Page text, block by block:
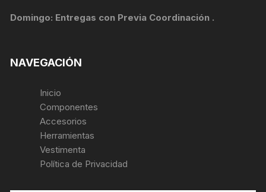
Domingo: Entregas con Previa Coordinación .
NAVEGACIÓN
Inicio
Componentes
Accesorios
Herramientas
Vestimenta
Política de Privacidad